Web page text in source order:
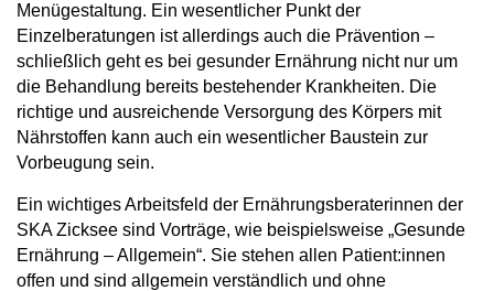
Menügestaltung. Ein wesentlicher Punkt der
Einzelberatungen ist allerdings auch die Prävention –
schließlich geht es bei gesunder Ernährung nicht nur um
die Behandlung bereits bestehender Krankheiten. Die
richtige und ausreichende Versorgung des Körpers mit
Nährstoffen kann auch ein wesentlicher Baustein zur
Vorbeugung sein.
Ein wichtiges Arbeitsfeld der Ernährungsberaterinnen der
SKA Zicksee sind Vorträge, wie beispielsweise „Gesunde
Ernährung – Allgemein“. Sie stehen allen Patient:innen
offen und sind allgemein verständlich und ohne